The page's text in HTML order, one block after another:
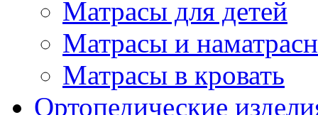
Матрасы для детей
Матрасы и
Матрасы в кровать
Ортопедические